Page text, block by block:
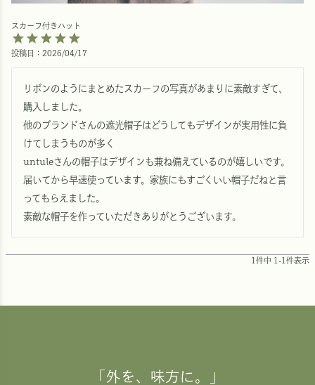
スカーフ付きハット
投稿日 2026/04/17
リボンのようにまとめたスカーフの写真があまりに素敵すぎて、
購入しました。
他のブランドさんの遮光帽子はどうしてもデザインが実用性に負
けてしまうものが多く
untuleさんの帽子はデザインも兼ね備えているのが嬉しいです。
届いてから早速使っています。家族にもすごくいい帽子だねと言
ってもらえました。
素敵な帽子を作っていただきありがとうございます。
1 件中 1 -1 件表示
「外を、味方に。」